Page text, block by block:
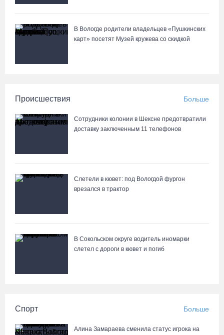
В Вологде родители владельцев «Пушкинских
карт» посетят Музей кружева со скидкой
Происшествия Больше
Сотрудники колонии в Шексне предотвратили
доставку заключенным 11 телефонов
Слетели в кювет: под Вологдой фургон
врезался в трактор
В Сокольском округе водитель иномарки
слетел с дороги в кювет и погиб
Спорт Больше
Алина Замараева сменила статус игрока на